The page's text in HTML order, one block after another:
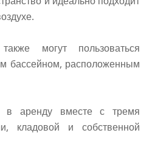
могут пользоваться
бассейном, расположенным
в аренду вместе с тремя
кладовой и собственной